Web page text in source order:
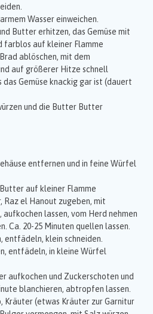
Wasser einweichen.
Butter erhitzen, das Gemüse mit
farblos auf kleiner Flamme
ablöschen, mit dem
auf größerer Hitze schnell
das Gemüse knackig gar ist (dauert
und die Butter Butter
entfernen und in feine Würfel
auf kleiner Flamme
Raz el Hanout zugeben, mit
lassen, vom Herd nehmen
Ca. 20-25 Minuten quellen lassen.
entfädeln, klein schneiden.
entfädeln, in kleine Würfel
aufkochen und Zuckerschoten und
blanchieren, abtropfen lassen.
Kräuter (etwas Kräuter zur Garnitur